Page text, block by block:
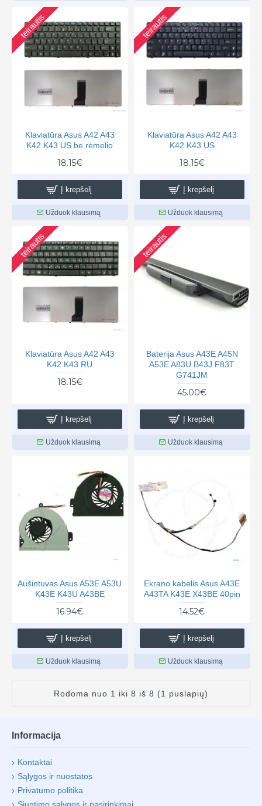
teirautis
Klaviatūra Asus A42 A43
K42 K43 US be rėmelio
18.15€
Į krepšelį
Užduok klausimą
teirautis
Klaviatūra Asus A42 A43
K42 K43 US
18.15€
Į krepšelį
Užduok klausimą
teirautis
Klaviatūra Asus A42 A43
K42 K43 RU
18.15€
Į krepšelį
Užduok klausimą
teirautis
Baterija Asus A43E A45N
A53E A83U B43J F83T
G741JM
45.00€
Į krepšelį
Užduok klausimą
Aušintuvas Asus A53E A53U
K43E K43U A43BE
16.94€
Į krepšelį
Užduok klausimą
Ekrano kabelis Asus A43E
A43TA K43E X43BE 40pin
14.52€
Į krepšelį
Užduok klausimą
Rodoma nuo 1 iki 8 iš 8 (1 puslapių)
Informacija
Kontaktai
Sąlygos ir nuostatos
Privatumo politika